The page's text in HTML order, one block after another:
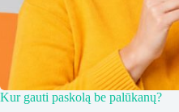
Kur gauti paskolą be palūkanų?